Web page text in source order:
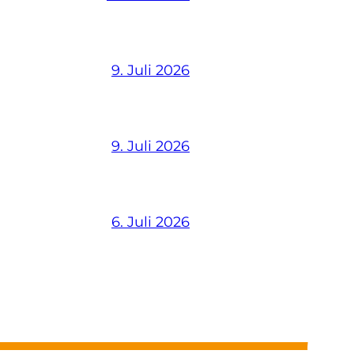
9. Juli 2026
9. Juli 2026
6. Juli 2026